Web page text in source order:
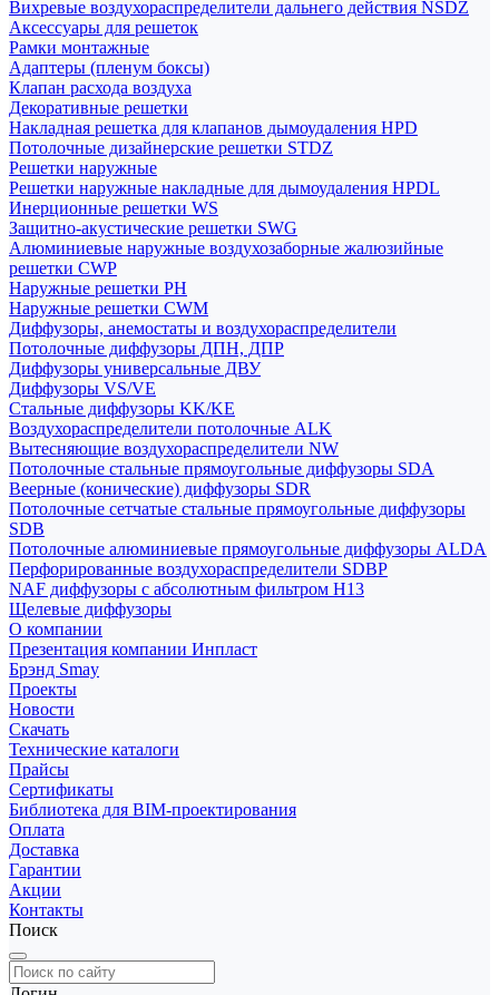
Вихревые воздухораспределители дальнего действия NSDZ
Аксессуары для решеток
Рамки монтажные
Адаптеры (пленум боксы)
Клапан расхода воздуха
Декоративные решетки
Накладная решетка для клапанов дымоудаления HPD
Потолочные дизайнерские решетки STDZ
Решетки наружные
Решетки наружные накладные для дымоудаления HPDL
Инерционные решетки WS
Защитно-акустические решетки SWG
Алюминиевые наружные воздухозаборные жалюзийные
решетки CWP
Наружные решетки РН
Наружные решетки CWM
Диффузоры, анемостаты и воздухораспределители
Потолочные диффузоры ДПН, ДПР
Диффузоры универсальные ДВУ
Диффузоры VS/VE
Стальные диффузоры KK/KE
Воздухораспределители потолочные ALK
Вытесняющие воздухораспределители NW
Потолочные стальные прямоугольные диффузоры SDA
Веерные (конические) диффузоры SDR
Потолочные сетчатые стальные прямоугольные диффузоры
SDB
Потолочные алюминиевые прямоугольные диффузоры ALDA
Перфорированные воздухораспределители SDBP
NAF диффузоры с абсолютным фильтром Н13
Щелевые диффузоры
О компании
Презентация компании Инпласт
Брэнд Smay
Проекты
Новости
Скачать
Технические каталоги
Прайсы
Сертификаты
Библиотека для BIM-проектирования
Оплата
Доставка
Гарантии
Акции
Контакты
Поиск